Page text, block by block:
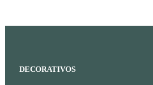
DECORATIVOS